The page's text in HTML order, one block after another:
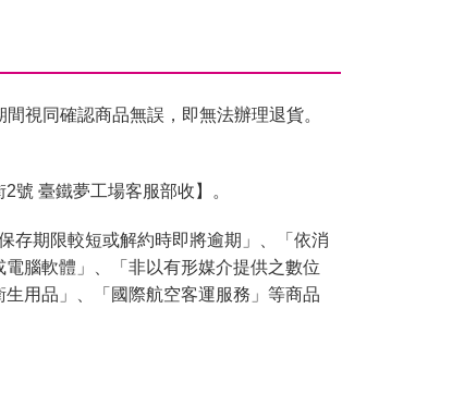
視同確認商品無誤，即無法辦理退貨。
號 臺鐵夢工場客服部收】。
存期限較短或解約時即將逾期」、「依消
腦軟體」、「非以有形媒介提供之數位
用品」、「國際航空客運服務」等商品